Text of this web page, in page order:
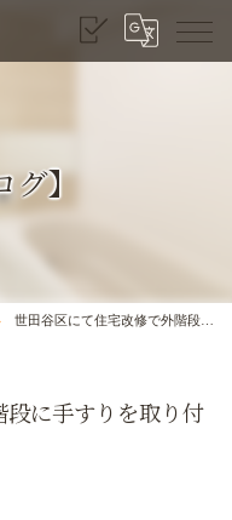
グ】
世田谷区にて住宅改修で外階段に手すりを取り付けました。
に手すりを取り付